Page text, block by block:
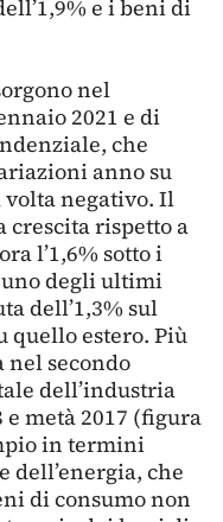
e i beni di
nel
2021 e di
che
anno su
volta negativo. Il
crescita rispetto a
l’1,6% sotto i
degli ultimi
dell’1,3% sul
quello estero. Più
nel secondo
dell’industria
metà 2017 (figura
in termini
che
di consumo non